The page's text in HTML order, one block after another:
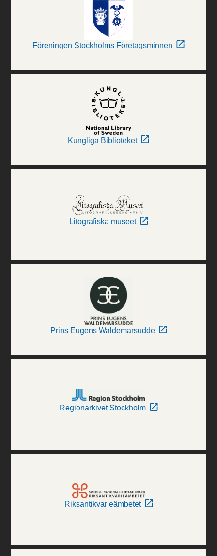
Föreningen Stockholms Företagsminnen
Kungliga Biblioteket
Litografiska museet
Prins Eugens Waldemarsudde
Regionarkivet Stockholm
Riksantikvarieämbetet